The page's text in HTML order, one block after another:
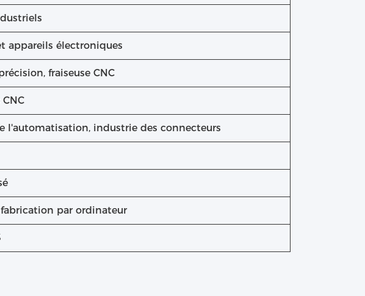
appareils électroniques
fraiseuse CNC
l'automatisation, industrie des connecteurs
par ordinateur